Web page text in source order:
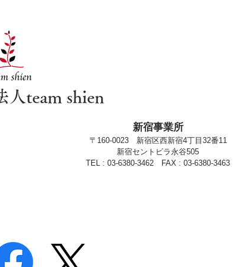
人team shien
新宿事業所
〒160-0023 新宿区西新宿4丁目32番11
新宿セントビラ永谷505
TEL : 03-6380-3462 FAX : 03-6380-3463